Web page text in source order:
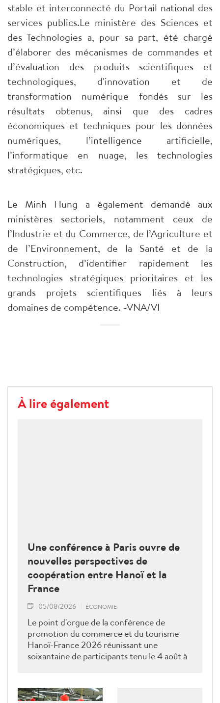
stable et interconnecté du Portail national des
services publics.Le ministère des Sciences et
des Technologies a, pour sa part, été chargé
d’élaborer des mécanismes de commandes et
d’évaluation des produits scientifiques et
technologiques, d'innovation et de
transformation numérique fondés sur les
résultats obtenus, ainsi que des cadres
économiques et techniques pour les données
numériques, l’intelligence artificielle,
l’informatique en nuage, les technologies
stratégiques, etc.
Le Minh Hung a également demandé aux
ministères sectoriels, notamment ceux de
l’Industrie et du Commerce, de l’Agriculture et
de l’Environnement, de la Santé et de la
Construction, d’identifier rapidement les
technologies stratégiques prioritaires et les
grands projets scientifiques liés à leurs
domaines de compétence. -VNA/VI
À lire également
Une conférence à Paris ouvre de
nouvelles perspectives de
coopération entre Hanoï et la
France
05/08/2026 ÉCONOMIE
Le point d'orgue de la conférence de
promotion du commerce et du tourisme
Hanoï-France 2026 réunissant une
soixantaine de participants tenu le 4 août à
les entreprises ainsi que les associations